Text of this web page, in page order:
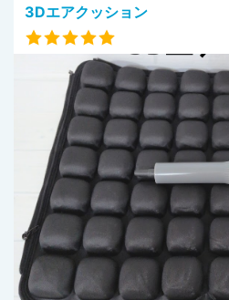
3Dエアクッション